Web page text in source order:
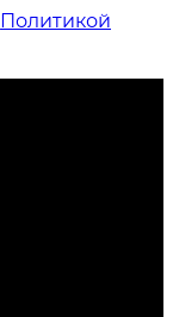
Политикой